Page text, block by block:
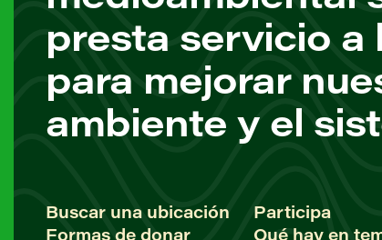
presta servicio a
para mejorar
ambiente y el
Buscar una ubicación
Participa
Formas de donar
Qué hay en